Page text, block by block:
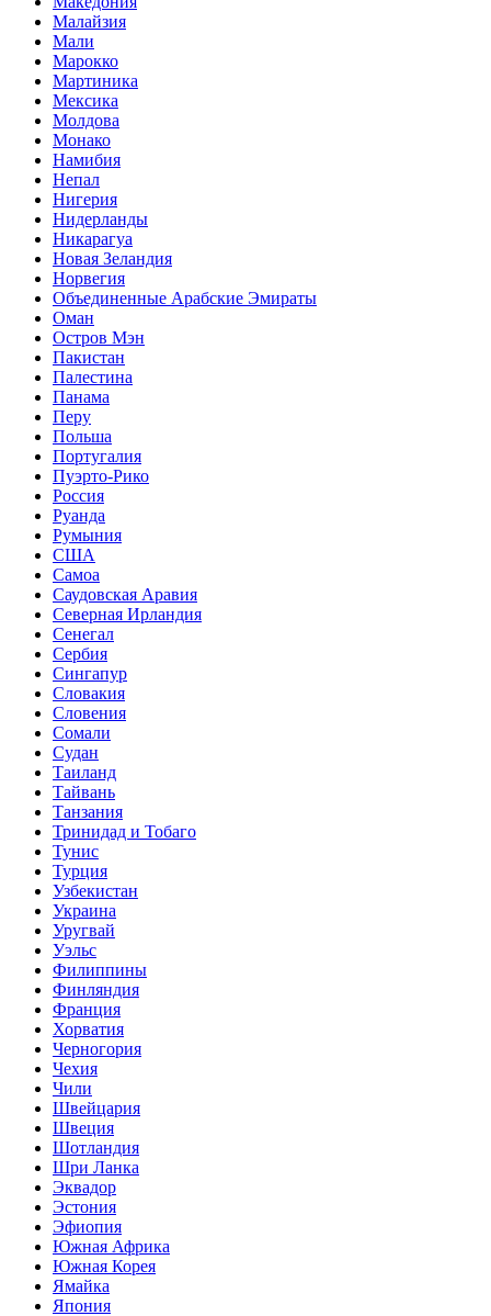
Малайзия
Мали
Марокко
Мартиника
Мексика
Молдова
Монако
Намибия
Непал
Нигерия
Нидерланды
Никарагуа
Новая Зеландия
Норвегия
Объединенные Арабские Эмираты
Оман
Остров Мэн
Пакистан
Палестина
Панама
Перу
Польша
Португалия
Пуэрто-Рико
Россия
Руанда
Румыния
США
Самоа
Саудовская Аравия
Северная Ирландия
Сенегал
Сербия
Сингапур
Словакия
Словения
Сомали
Судан
Таиланд
Тайвань
Танзания
Тринидад и Тобаго
Тунис
Турция
Узбекистан
Украина
Уругвай
Уэльс
Филиппины
Финляндия
Франция
Хорватия
Черногория
Чехия
Чили
Швейцария
Швеция
Шотландия
Шри Ланка
Эквадор
Эстония
Эфиопия
Южная Африка
Южная Корея
Ямайка
Япония